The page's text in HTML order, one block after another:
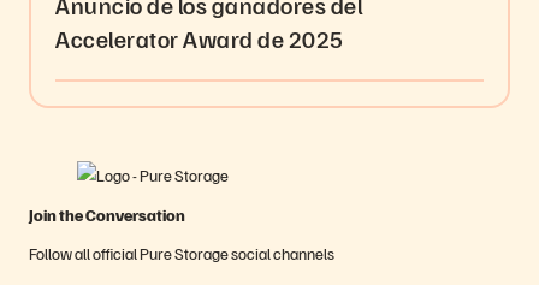
Accelerator Award de 2025
Join the Conversation
Follow all official Pure Storage social channels